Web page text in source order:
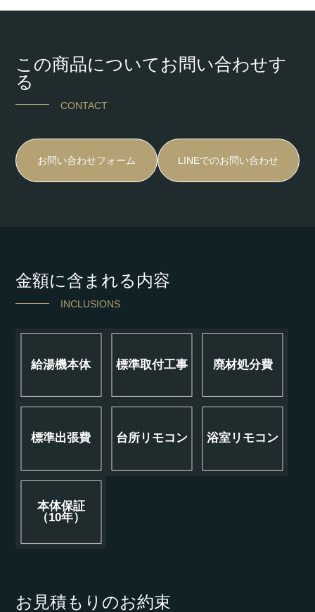
この商品についてお問い合わせす
る
CONTACT
お問い合わせフォーム LINEでのお問い合わせ
金額に含まれる内容
INCLUSIONS
給湯機本体 標準取付工事 廃材処分費
標準出張費 台所リモコン 浴室リモコン
本体保証
（10年）
お見積もりのお約束